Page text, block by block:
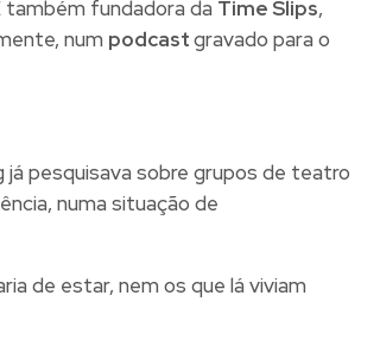
também fundadora da Time Slips,
num podcastgravado para o
já pesquisava sobre grupos de teatro
numa situação de
de estar, nem os que lá viviam